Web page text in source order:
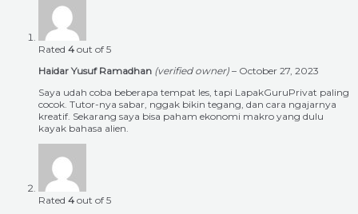
Rated 4 out of 5
Haidar Yusuf Ramadhan (verified owner) – October 27, 2023
Saya udah coba beberapa tempat les, tapi LapakGuruPrivat paling
cocok. Tutor-nya sabar, nggak bikin tegang, dan cara ngajarnya
kreatif. Sekarang saya bisa paham ekonomi makro yang dulu
kayak bahasa alien.
Rated 4 out of 5